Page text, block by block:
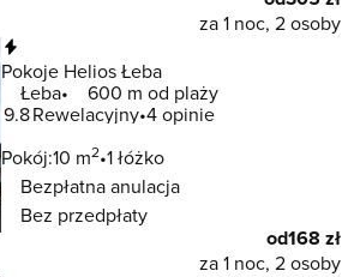
za 1 noc, 2 osoby
Pokoje Helios Łeba
Łeba
600 m od plaży
9.8Rewelacyjny 4 opinie
Pokój:10 m2 1 łóżko
Bezpłatna anulacja
Bez przedpłaty
od168 zł
za 1 noc, 2 osoby